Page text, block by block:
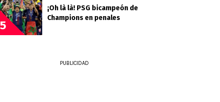
5
¡Oh là là! PSG bicampeón de
Champions en penales
PUBLICIDAD